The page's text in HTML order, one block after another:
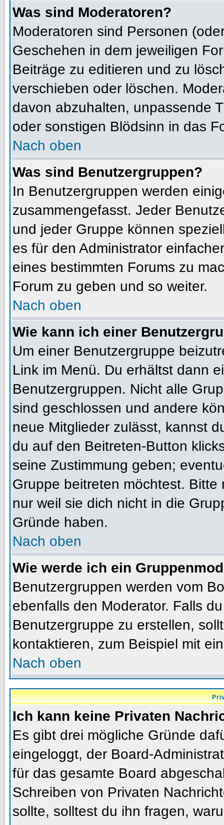
Was sind Moderatoren?
Moderatoren sind Personen
Geschehen in dem jeweiligen
Beiträge zu editieren und zu
verschieben oder löschen.
davon abzuhalten, unpassende
oder sonstigen Blödsinn in das
Nach oben
Was sind Benutzergruppen?
In Benutzergruppen werden
zusammengefasst. Jeder
und jeder Gruppe können
es für den Administrator
eines bestimmten Forums zu
Forum zu geben und so weiter.
Nach oben
Wie kann ich einer
Um einer Benutzergruppe
Link im Menü. Du erhältst dann
Benutzergruppen. Nicht alle
sind geschlossen und andere
neue Mitglieder zulässt, kannst
du auf den Beitreten-Button
seine Zustimmung geben;
Gruppe beitreten möchtest.
nur weil sie dich nicht in die
Gründe haben.
Nach oben
Wie werde ich ein
Benutzergruppen werden vom
ebenfalls den Moderator. Falls
Benutzergruppe zu erstellen,
kontaktieren, zum Beispiel mit
Nach oben
Ich kann keine Privaten
Es gibt drei mögliche Gründe
eingeloggt, der Board-
für das gesamte Board
Schreiben von Privaten
sollte, solltest du ihn fragen,